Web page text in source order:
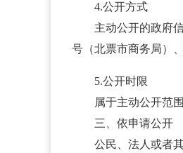
4.公开方式
主动公开的政府信
号（北票市商务局）
5.公开时限
属于主动公开范围
三、依申请公开
公民、法人或者其